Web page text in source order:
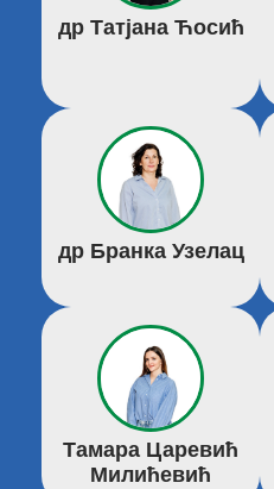
др Татјана Ћосић
др Бранка Узелац
Тамара Царевић
Милићевић